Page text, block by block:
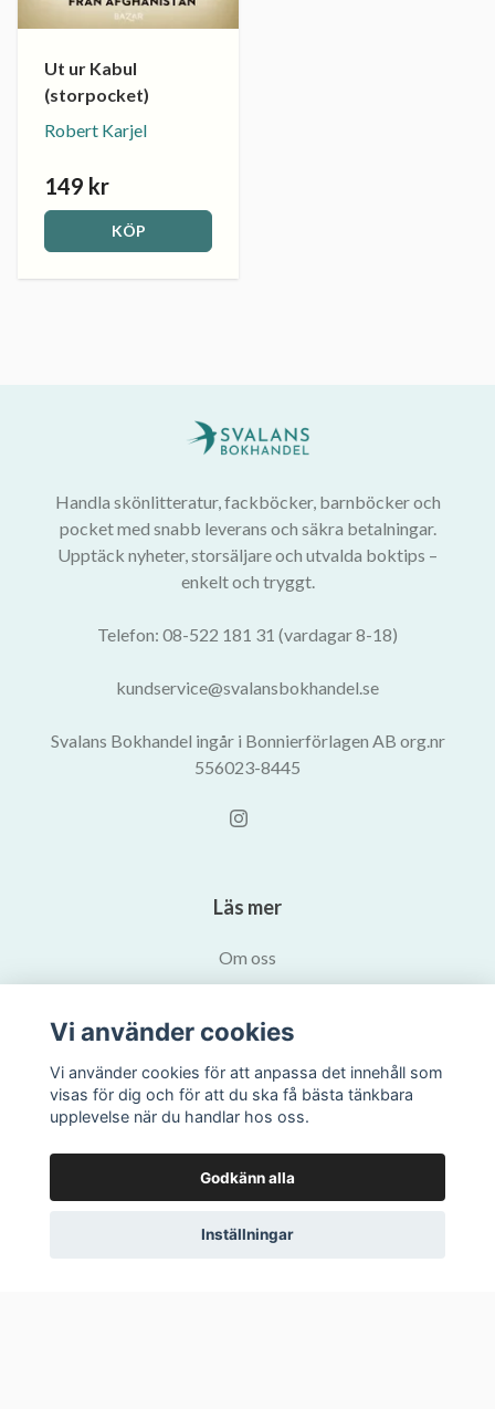
Ut ur Kabul
(storpocket)
Robert Karjel
149 kr
KÖP
Handla skönlitteratur, fackböcker, barnböcker och
pocket med snabb leverans och säkra betalningar.
Upptäck nyheter, storsäljare och utvalda boktips –
enkelt och tryggt.
Telefon: 08-522 181 31 (vardagar 8-18)
kundservice@svalansbokhandel.se
Svalans Bokhandel ingår i Bonnierförlagen AB org.nr
556023-8445
Läs mer
Om oss
Kontakta oss
Prenumerera på vårt nyhetsbrev
Vi använder cookies
Vi använder cookies för att anpassa det innehåll som
visas för dig och för att du ska få bästa tänkbara
upplevelse när du handlar hos oss.
Godkänn alla
Inställningar